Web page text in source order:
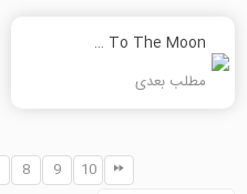
Fly Me To The Moon
مطلب بعدی
8 9 10